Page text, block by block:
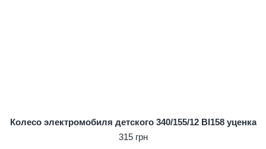
Колесо электромобиля детского 340/155/12 BI158 уценка
315 грн